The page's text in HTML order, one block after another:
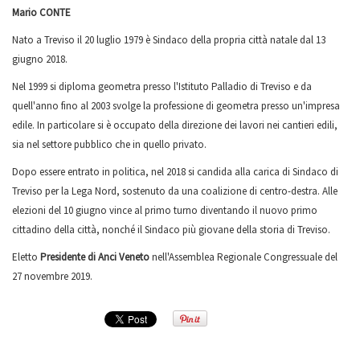
Mario CONTE
Nato a Treviso il 20 luglio 1979 è Sindaco della propria città natale dal 13
giugno 2018.
Nel 1999 si diploma geometra presso l'Istituto Palladio di Treviso e da
quell'anno fino al 2003 svolge la professione di geometra presso un'impresa
edile. In particolare si è occupato della direzione dei lavori nei cantieri edili,
sia nel settore pubblico che in quello privato.
Dopo essere entrato in politica, nel 2018 si candida alla carica di Sindaco di
Treviso per la Lega Nord, sostenuto da una coalizione di centro-destra. Alle
elezioni del 10 giugno vince al primo turno diventando il nuovo primo
cittadino della città, nonché il Sindaco più giovane della storia di Treviso.
Eletto Presidente di Anci Venetonell'Assemblea Regionale Congressuale del
27 novembre 2019.